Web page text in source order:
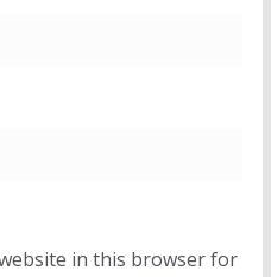
in this browser for